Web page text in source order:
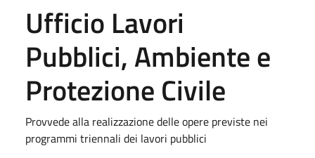
Ufficio Lavori
Pubblici, Ambiente e
Protezione Civile
Provvede alla realizzazione delle opere previste nei
programmi triennali dei lavori pubblici